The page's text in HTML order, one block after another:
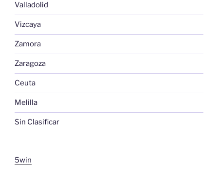
Valladolid
Vizcaya
Zamora
Zaragoza
Ceuta
Melilla
Sin Clasificar
5win